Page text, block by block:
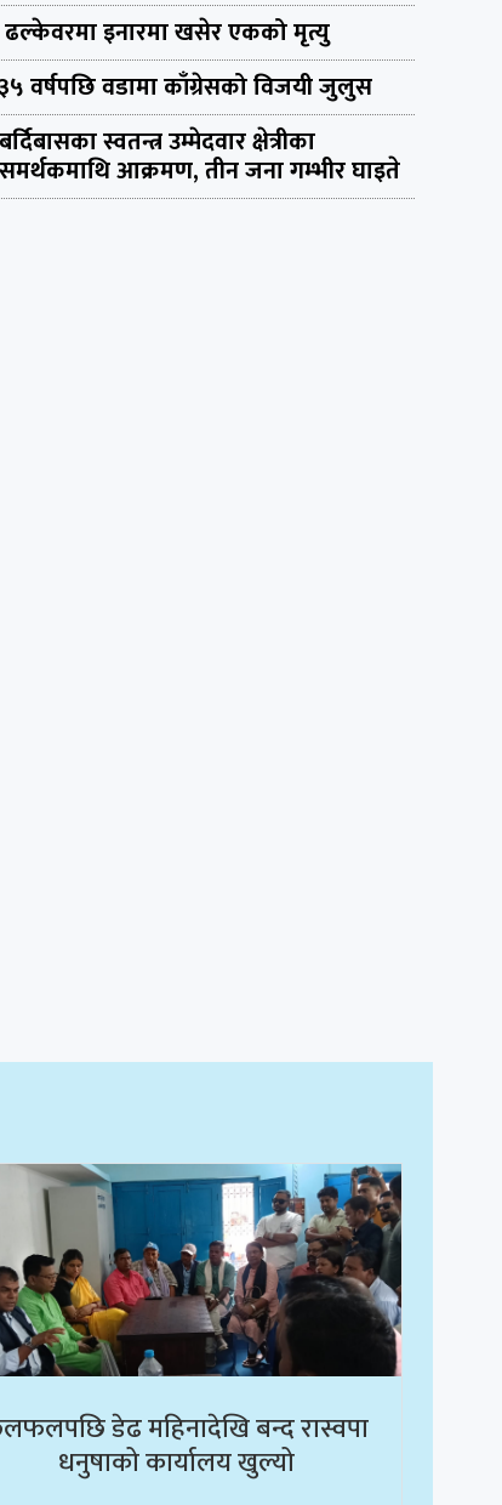
ढल्केवरमा इनारमा खसेर एकको मृत्यु
वर्षपछि वडामा काँग्रेसको विजयी जुलुस
बर्दिबासका स्वतन्त्र उम्मेदवार क्षेत्रीका
समर्थकमाथि आक्रमण, तीन जना गम्भीर घाइते
डेढ महिनादेखि बन्द रास्वपा
धनुषाको कार्यालय खुल्यो